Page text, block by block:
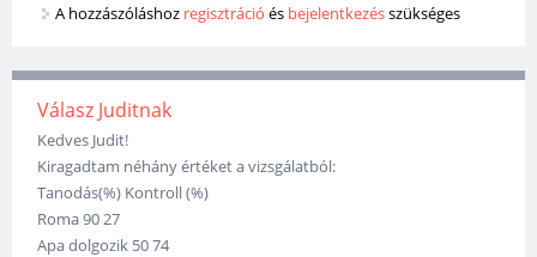
A hozzászóláshoz regisztráció és bejelentkezésszükséges
Válasz Juditnak
Kedves Judit!
Kiragadtam néhány értéket a vizsgálatból:
Tanodás(%) Kontroll (%)
Roma 90 27
Apa dolgozik 50 74